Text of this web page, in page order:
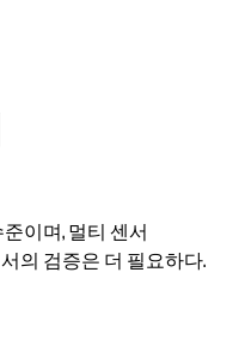
이며, 멀티 센서
의 검증은 더 필요하다.